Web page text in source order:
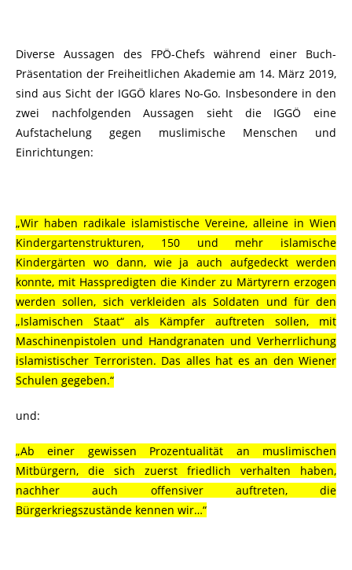
Diverse Aussagen des FPÖ-Chefs während einer Buch-
Präsentation der Freiheitlichen Akademie am 14. März 2019,
sind aus Sicht der IGGÖ klares No-Go. Insbesondere in den
zwei nachfolgenden Aussagen sieht die IGGÖ eine
Aufstachelung gegen muslimische Menschen und
Einrichtungen:
„Wir haben radikale islamistische Vereine, alleine in Wien
Kindergartenstrukturen, 150 und mehr islamische
Kindergärten wo dann, wie ja auch aufgedeckt werden
konnte, mit Hasspredigten die Kinder zu Märtyrern erzogen
werden sollen, sich verkleiden als Soldaten und für den
„Islamischen Staat“ als Kämpfer auftreten sollen, mit
Maschinenpistolen und Handgranaten und Verherrlichung
islamistischer Terroristen. Das alles hat es an den Wiener
Schulen gegeben.“
und:
„Ab einer gewissen Prozentualität an muslimischen
Mitbürgern, die sich zuerst friedlich verhalten haben,
nachher auch offensiver auftreten, die
Bürgerkriegszustände kennen wir…“